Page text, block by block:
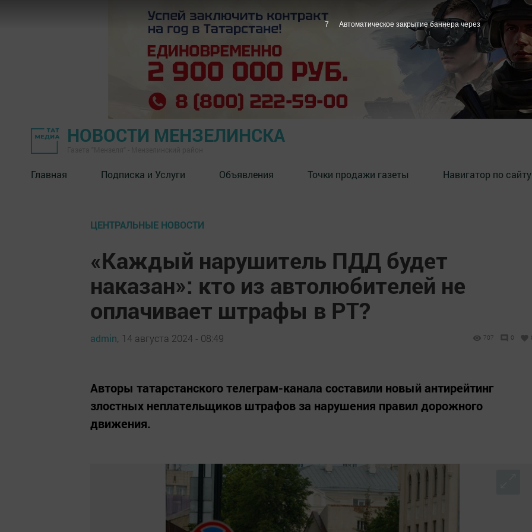
НОВОСТИ МЕНЗЕЛИНСКА
Главная Подписка и Услуги Объявления Точки продажи газеты Навигатор по сайту
ЦЕНТРАЛЬНЫЕ НОВОСТИ
«Каждый нарушитель ПДД будет
наказан»: кто из автолюбителей не
оплачивает штрафы в РТ?
admin, 14 августа 2024 - 08:49 707 0
Авторы татарстанского телеграм-канала составили новый антирейтинг
злостных неплательщиков штрафов за нарушения правил дорожного
движения.
6 Автоматическое закрытие баннера через